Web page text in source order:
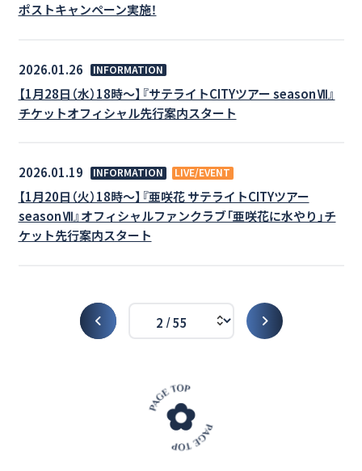
ポストキャンペーン実施！
2026.01.26 INFORMATION
【1月28日（水）18時～】『サテライトCITYツアー seasonⅦ』
チケットオフィシャル先行案内スタート
2026.01.19 INFORMATION LIVE/EVENT
【1月20日（火）18時～】『亜咲花 サテライトCITYツアー
seasonⅦ』オフィシャルファンクラブ「亜咲花に水やり」チ
ケット先行案内スタート